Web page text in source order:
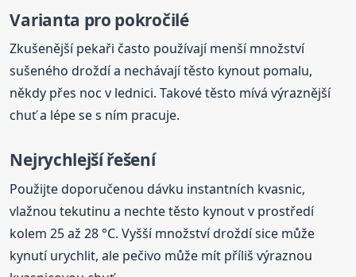
Varianta pro pokročilé
Zkušenější pekaři často používají menší množství
sušeného droždí a nechávají těsto kynout pomalu,
někdy přes noc v lednici. Takové těsto mívá výraznější
chuť a lépe se s ním pracuje.
Nejrychlejší řešení
Použijte doporučenou dávku instantních kvasnic,
vlažnou tekutinu a nechte těsto kynout v prostředí
kolem 25 až 28 °C. Vyšší množství droždí sice může
kynutí urychlit, ale pečivo může mít příliš výraznou